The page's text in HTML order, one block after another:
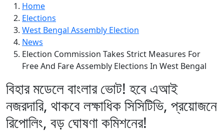
Home
Elections
West Bengal Assembly Election
News
Election Commission Takes Strict Measures For
Free And Fare Assembly Elections In West Bengal
বিহার মডেলে বাংলার ভোট! হবে এআই
নজরদারি, থাকবে লক্ষাধিক সিসিটিভি, প্রয়োজনে
রিপোলিং, বড় ঘোষণা কমিশনের!